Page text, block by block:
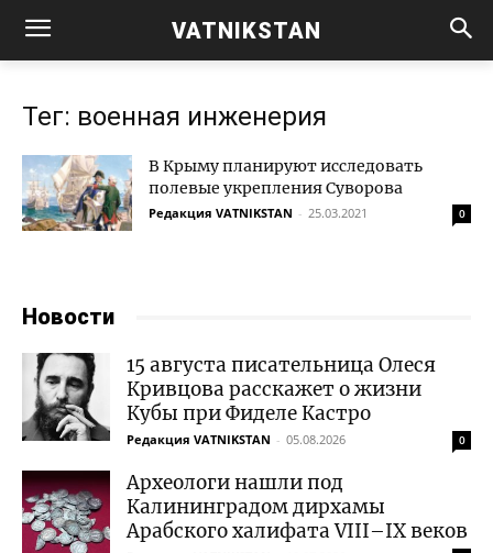
VATNIKSTAN
Тег: военная инженерия
В Крыму планируют исследовать
полевые укрепления Суворова
Редакция VATNIKSTAN - 25.03.2021 0
Новости
15 августа писательница Олеся
Кривцова расскажет о жизни
Кубы при Фиделе Кастро
Редакция VATNIKSTAN - 05.08.2026 0
Археологи нашли под
Калининградом дирхамы
Арабского халифата VIII–IX веков